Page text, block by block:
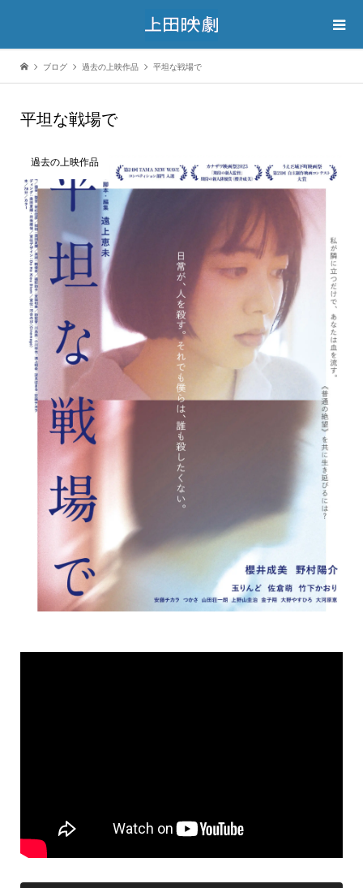
ブログ 過去の上映作品 平坦な戦場で
平坦な戦場で
過去の上映作品